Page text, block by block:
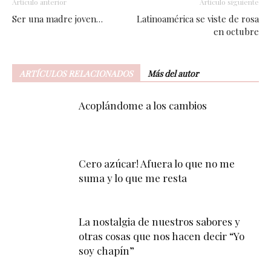
Artículo anterior
Ser una madre joven…
Artículo siguiente
Latinoamérica se viste de rosa
en octubre
ARTÍCULOS RELACIONADOS Más del autor
Acoplándome a los cambios
Cero azúcar! Afuera lo que no me
suma y lo que me resta
La nostalgia de nuestros sabores y
otras cosas que nos hacen decir “Yo
soy chapín”